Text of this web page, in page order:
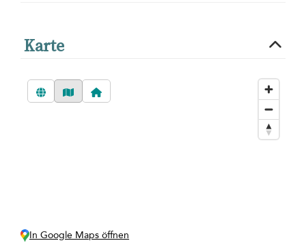
Karte
In Google Maps öffnen